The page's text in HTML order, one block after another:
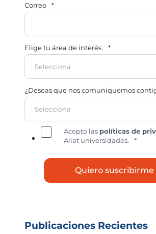
Correo *
Elige tu área de interés: *
¿Deseas que nos comuniquemos
Acepto las políticas de
Aliat universidades.
*
Publicaciones Recientes